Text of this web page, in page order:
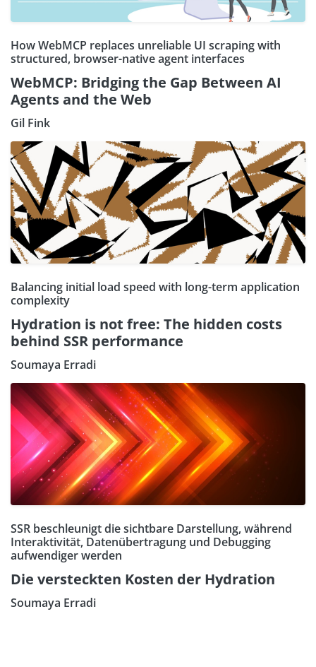
How WebMCP replaces unreliable UI scraping with
structured, browser-native agent interfaces
WebMCP: Bridging the Gap Between AI
Agents and the Web
Gil Fink
Balancing initial load speed with long-term application
complexity
Hydration is not free: The hidden costs
behind SSR performance
Soumaya Erradi
SSR beschleunigt die sichtbare Darstellung, während
Interaktivität, Datenübertragung und Debugging
aufwendiger werden
Die versteckten Kosten der Hydration
Soumaya Erradi